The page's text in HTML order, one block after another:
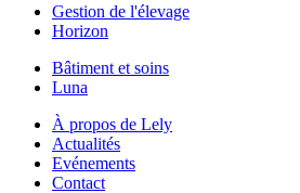
Gestion de l'élevage
Horizon
Bâtiment et soins
Luna
À propos de Lely
Actualités
Evénements
Contact